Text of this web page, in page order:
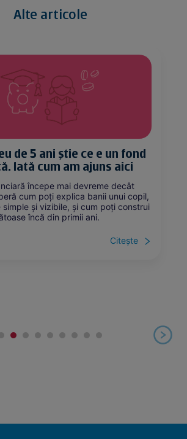
Alte articole
de 5 ani știe ce e un fond
Iată cum am ajuns aici
începe mai devreme decât
cum poți explica banii unui copil,
simple și vizibile, și cum poți construi
încă din primii ani.
Citește